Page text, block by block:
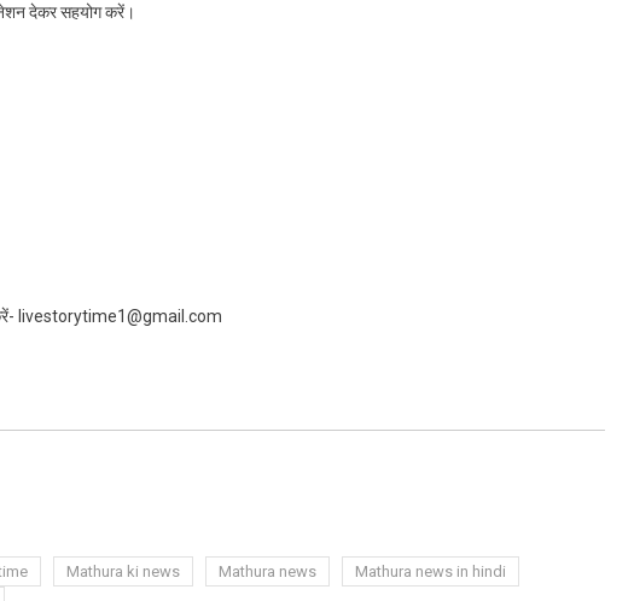
देकर सहयोग करें।
करें- livestorytime1@gmail.com
Mathura ki news Mathura news
Mathura news in hindi